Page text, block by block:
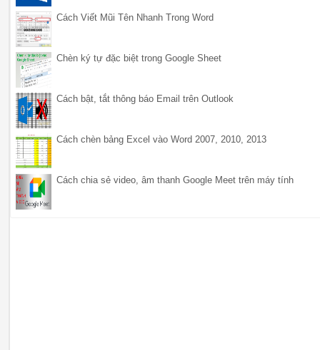
Cách Viết Mũi Tên Nhanh Trong Word
Chèn ký tự đặc biệt trong Google Sheet
Cách bật, tắt thông báo Email trên Outlook
Cách chèn bảng Excel vào Word 2007, 2010, 2013
Cách chia sẻ video, âm thanh Google Meet trên máy tính